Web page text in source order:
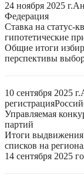
24 ноября 2025 г.
Федерация
Ставка на статус-
гипотетические
Общие итоги
перспективы
10 сентября 2025 г.
регистрация
Управляемая
партий
Итоги выдвижения
списков на
14 сентября 2025